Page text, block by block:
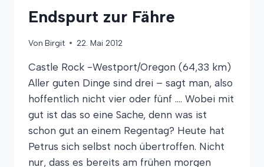
Endspurt zur Fähre
Von Birgit 22. Mai 2012
Castle Rock -Westport/Oregon (64,33 km)
Aller guten Dinge sind drei – sagt man, also
hoffentlich nicht vier oder fünf …. Wobei mit
gut ist das so eine Sache, denn was ist
schon gut an einem Regentag? Heute hat
Petrus sich selbst noch übertroffen. Nicht
nur, dass es bereits am frühen morgen